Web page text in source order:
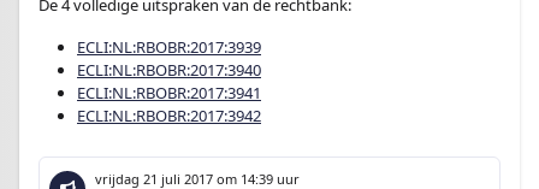
De 4 volledige uitspraken van de rechtbank:
ECLI:NL:RBOBR:2017:3939
ECLI:NL:RBOBR:2017:3940
ECLI:NL:RBOBR:2017:3941
ECLI:NL:RBOBR:2017:3942
vrijdag 21 juli 2017 om 14:39 uur